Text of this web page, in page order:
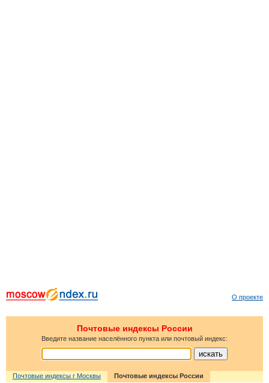
О проекте
Почтовые индексы России
Введите название населённого пункта или почтовый индекс:
Почтовые индексы г Москвы Почтовые индексы России